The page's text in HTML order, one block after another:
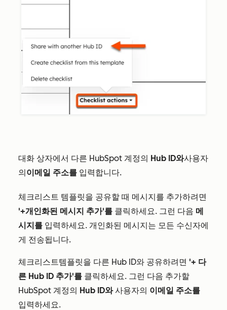
대화 상자에서 다른 HubSpot 계정의 Hub ID와사용자
의이메일 주소를 입력합니다.
체크리스트 템플릿을 공유할 때 메시지를 추가하려면
'+개인화된 메시지 추가'를 클릭하세요. 그런 다음 메
시지를 입력하세요. 개인화된 메시지는 모든 수신자에
게 전송됩니다.
체크리스트템플릿을 다른 Hub ID와 공유하려면 '+ 다
른 Hub ID 추가'를 클릭하세요. 그런 다음 추가할
HubSpot 계정의 Hub ID와사용자의 이메일 주소를
입력하세요.